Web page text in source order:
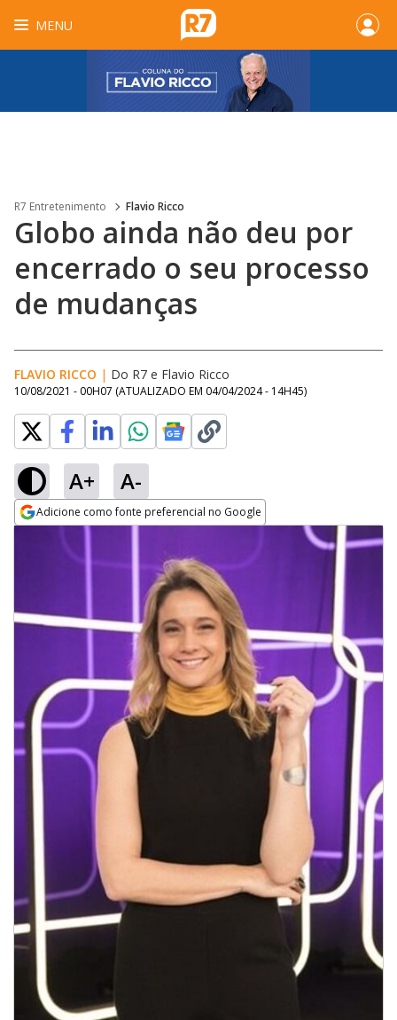
MENU
R7 Entretenimento Flavio Ricco
Globo ainda não deu por
encerrado o seu processo
de mudanças
FLAVIO RICCO | Do R7 e Flavio Ricco
10/08/2021 - 00H07 (ATUALIZADO EM 04/04/2024 - 14H45)
A+ A-
Adicione como fonte preferencial no Google